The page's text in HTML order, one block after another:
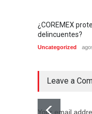
¿COREMEX
delincuentes?
Uncategorized
Leave a
Your email